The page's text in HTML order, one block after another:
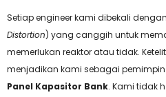
Setiap engineer kami dibekali
Distortion) yang canggih untuk
memerlukan reaktor atau tidak.
menjadikan kami sebagai
Panel Kapasitor Bank. Kami tidak